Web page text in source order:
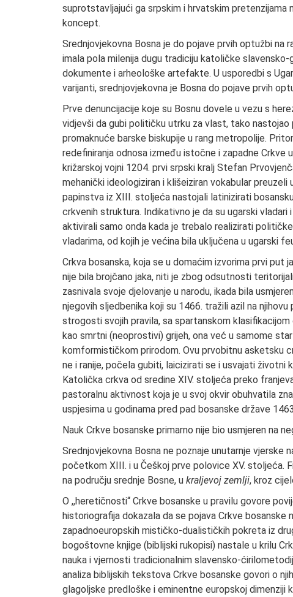
suprotstavljajući ga srpskim i hrvatskim pretenzijama
koncept.
Srednjovjekovna Bosna je do pojave prvih optužbi na
imala pola milenija dugu tradiciju katoličke
dokumente i arheološke artefakte. U usporedbi s
varijanti, srednjovjekovna je Bosna do pojave prvih
Prve denuncijacije koje su Bosnu dovele u vezu s
vidjevši da gubi političku utrku za vlast, tako
promaknuće barske biskupije u rang metropolije.
redefiniranja odnosa između istočne i zapadne
križarskoj vojni 1204. prvi srpski kralj Stefan
mehanički ideologiziran i klišeiziran vokabular
papinstva iz XIII. stoljeća nastojali latinizirati
crkvenih struktura. Indikativno je da su ugarski
aktivirali samo onda kada je trebalo realizirati
vladarima, od kojih je većina bila uključena u ugarski
Crkva bosanska, koja se u domaćim izvorima prvi
nije bila brojčano jaka, niti je zbog odsutnosti
zasnivala svoje djelovanje u narodu, ikada bila
njegovih sljedbenika koji su 1466. tražili azil na
strogosti svojih pravila, sa spartanskom
kao smrtni (neoprostivi) grijeh, ona već u samome
komformističkom prirodom. Ovu prvobitnu asketsku
ne i ranije, počela gubiti, laicizirati se i usvajati
Katolička crkva od sredine XIV. stoljeća preko
pastoralnu aktivnost koja je u svoj okvir obuhvatila
uspjesima u godinama pred pad bosanske države
Nauk Crkve bosanske primarno nije bio usmjeren na
Srednjovjekovna Bosna ne poznaje unutarnje vjerske
početkom XIII. i u Češkoj prve polovice XV. stoljeća.
na području srednje Bosne, u kraljevoj zemlji, kroz
O ,,heretičnosti“ Crkve bosanske u pravilu govore
historiografija dokazala da se pojava Crkve
zapadnoeuropskih mističko-dualističkih pokreta iz
bogoštovne knjige (biblijski rukopisi) nastale u krilu
nauka i vjernosti tradicionalnim slavensko-
analiza biblijskih tekstova Crkve bosanske govori o
glagoljske predloške i eminentne europskoj dimenziji